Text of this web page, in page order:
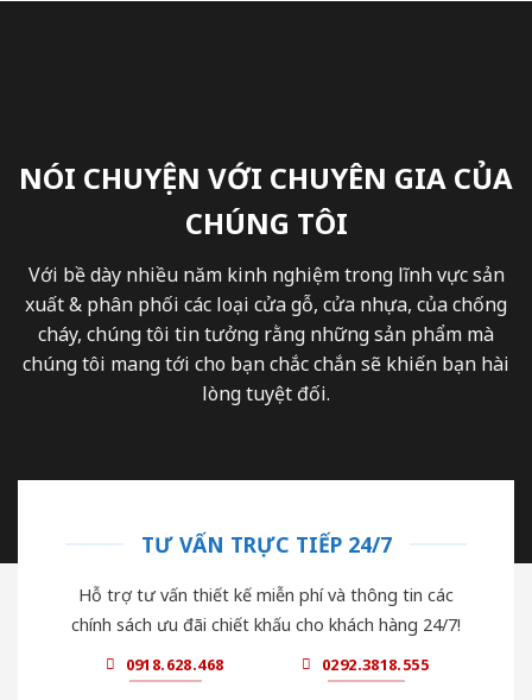
NÓI CHUYỆN VỚI CHUYÊN GIA CỦA
CHÚNG TÔI
Với bề dày nhiều năm kinh nghiệm trong lĩnh vực sản
xuất & phân phối các loại cửa gỗ, cửa nhựa, của chống
cháy, chúng tôi tin tưởng rằng những sản phẩm mà
chúng tôi mang tới cho bạn chắc chắn sẽ khiến bạn hài
lòng tuyệt đối.
TƯ VẤN TRỰC TIẾP 24/7
Hỗ trợ tư vấn thiết kế miễn phí và thông tin các
chính sách ưu đãi chiết khấu cho khách hàng 24/7!
0918.628.468 0292.3818.555